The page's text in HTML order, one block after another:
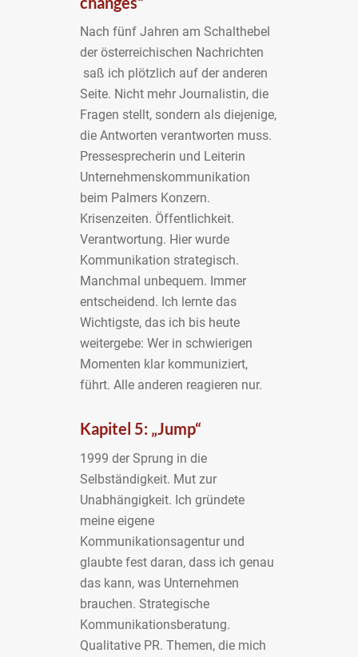
Nach fünf Jahren am Schalthebel
der österreichischen Nachrichten
saß ich plötzlich auf der anderen
Seite. Nicht mehr Journalistin, die
Fragen stellt, sondern als diejenige,
die Antworten verantworten muss.
Pressesprecherin und Leiterin
Unternehmenskommunikation
beim Palmers Konzern.
Krisenzeiten. Öffentlichkeit.
Verantwortung. Hier wurde
Kommunikation strategisch.
Manchmal unbequem. Immer
entscheidend. Ich lernte das
Wichtigste, das ich bis heute
weitergebe: Wer in schwierigen
Momenten klar kommuniziert,
führt. Alle anderen reagieren nur.
Kapitel 5: „Jump“
1999 der Sprung in die
Selbständigkeit. Mut zur
Unabhängigkeit. Ich gründete
meine eigene
Kommunikationsagentur und
glaubte fest daran, dass ich genau
das kann, was Unternehmen
brauchen. Strategische
Kommunikationsberatung.
Qualitative PR. Themen, die mich